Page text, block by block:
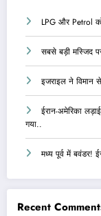
LPG और Petrol
सबसे बड़ी मस्जिद
इजराइल ने विमान
ईरान-अमेरिका
गया..
मध्य पूर्व में बवंडर!
Recent